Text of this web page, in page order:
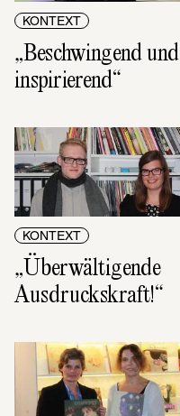
KONTEXT
„Beschwingend und
inspirierend“
KONTEXT
„Überwältigende
Ausdruckskraft!“